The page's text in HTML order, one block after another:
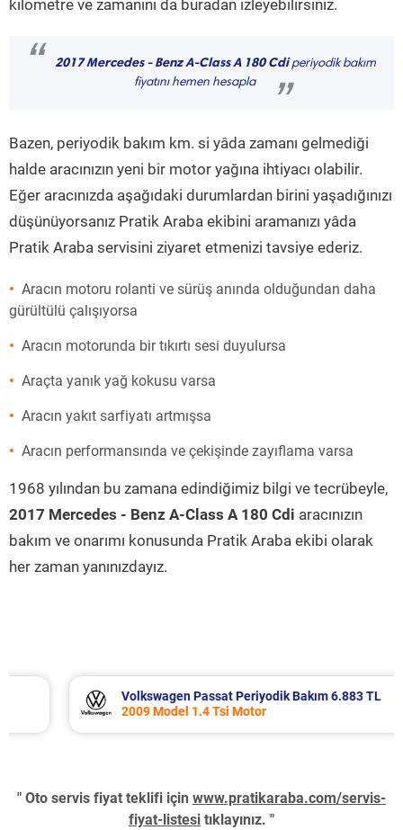
kilometre ve zamanını da buradan izleyebilirsiniz.
“ 2017 Mercedes - Benz A-Class A 180 Cdiperiyodik bakım
fiyatını hemen hesapla
”
Bazen, periyodik bakım km. si yâda zamanı gelmediği
halde aracınızın yeni bir motor yağına ihtiyacı olabilir.
Eğer aracınızda aşağıdaki durumlardan birini yaşadığınızı
düşünüyorsanız Pratik Araba ekibini aramanızı yâda
Pratik Araba servisini ziyaret etmenizi tavsiye ederiz.
Aracın motoru rolanti ve sürüş anında olduğundan daha
gürültülü çalışıyorsa
Aracın motorunda bir tıkırtı sesi duyulursa
Araçta yanık yağ kokusu varsa
Aracın yakıt sarfiyatı artmışsa
Aracın performansında ve çekişinde zayıflama varsa
1968 yılından bu zamana edindiğimiz bilgi ve tecrübeyle,
2017 Mercedes - Benz A-Class A 180 Cdi aracınızın
bakım ve onarımı konusunda Pratik Araba ekibi olarak
her zaman yanınızdayız.
Volkswagen Passat Periyodik Bakım 6.883 TL
2009 Model 1.4 Tsi Motor
" Oto servis fiyat teklifi için www.pratikaraba.com/servis-
fiyat-listesi tıklayınız. "